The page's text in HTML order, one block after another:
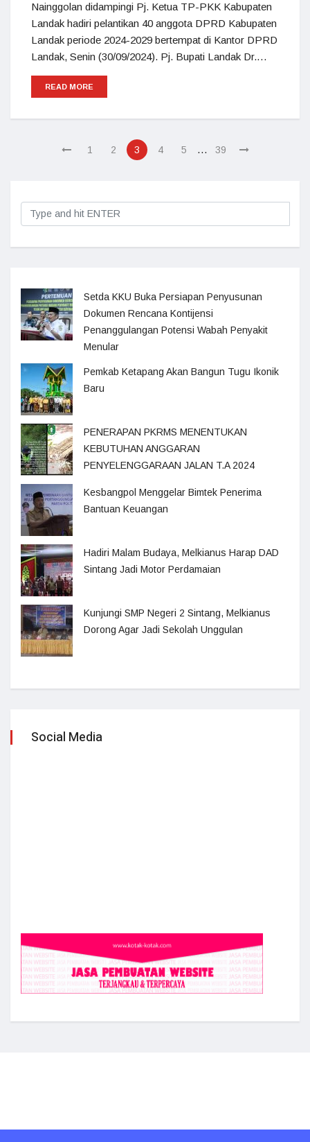
Nainggolan didampingi Pj. Ketua TP-PKK Kabupaten
Landak hadiri pelantikan 40 anggota DPRD Kabupaten
Landak periode 2024-2029 bertempat di Kantor DPRD
Landak, Senin (30/09/2024). Pj. Bupati Landak Dr.…
READ MORE
1 2 3 4 5 … 39
Setda KKU Buka Persiapan Penyusunan
Dokumen Rencana Kontijensi
Penanggulangan Potensi Wabah Penyakit
Menular
Pemkab Ketapang Akan Bangun Tugu Ikonik
Baru
PENERAPAN PKRMS MENENTUKAN
KEBUTUHAN ANGGARAN
PENYELENGGARAAN JALAN T.A 2024
Kesbangpol Menggelar Bimtek Penerima
Bantuan Keuangan
Hadiri Malam Budaya, Melkianus Harap DAD
Sintang Jadi Motor Perdamaian
Kunjungi SMP Negeri 2 Sintang, Melkianus
Dorong Agar Jadi Sekolah Unggulan
Social Media